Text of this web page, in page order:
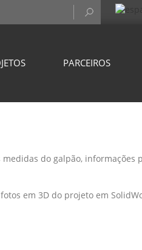
PARCEIROS
do galpão, informações
em 3D do projeto em